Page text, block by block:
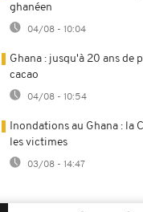
ghanéen
04/08 - 10:04
Ghana : jusqu'à 20 ans de
cacao
04/08 - 10:54
Inondations au Ghana : la
les victimes
03/08 - 14:47